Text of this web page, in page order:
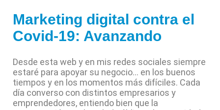
Marketing digital contra el
Covid-19: Avanzando
Desde esta web y en mis redes sociales siempre
estaré para apoyar su negocio… en los buenos
tiempos y en los momentos más difíciles. Cada
día converso con distintos empresarios y
emprendedores, entiendo bien que la